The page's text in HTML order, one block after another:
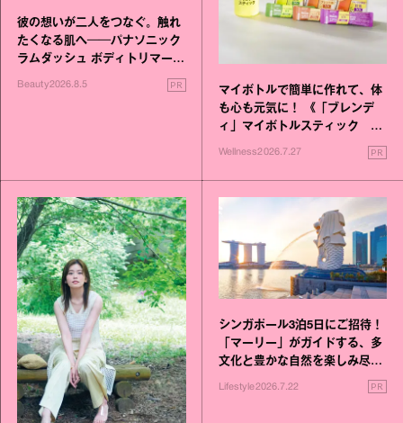
彼の想いが二人をつなぐ。触れ
たくなる肌へ──パナソニック
ラムダッシュ ボディトリマーが
Beauty2026.8.5 PR
マイボトルで簡単に作れて、体
も心も元気に！ 《「ブレンデ
ィ」マイボトルスティック い
いこと毎日》シリーズが誕生
Wellness2026.7.27 PR
シンガポール3泊5日にご招待！
「マーリー」がガイドする、多
文化と豊かな自然を楽しみ尽く
Lifestyle2026.7.22 PR